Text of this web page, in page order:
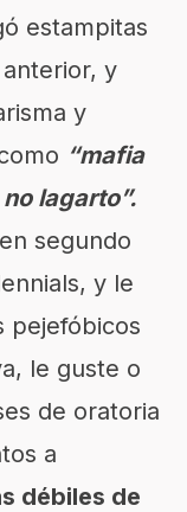
estampitas
y
y
“mafia
lagarto”.
segundo
y le
pejefóbicos
le guste o
de oratoria
a
débiles de